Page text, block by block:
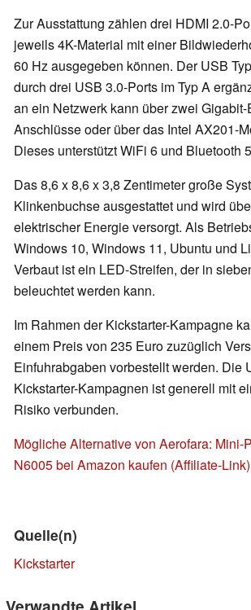
Zur Ausstattung zählen drei HDMI 2.0-
jeweils 4K-Material mit einer
60 Hz ausgegeben können. Der USB
durch drei USB 3.0-Ports im Typ A
an ein Netzwerk kann über zwei Gigabit-
Anschlüsse oder über das Intel AX201-
Dieses unterstützt WiFi 6 und Bluetooth
Das 8,6 x 8,6 x 3,8 Zentimeter große
Klinkenbuchse ausgestattet und wird
elektrischer Energie versorgt. Als
Windows 10, Windows 11, Ubuntu und
Verbaut ist ein LED-Streifen, der in
beleuchtet werden kann.
Im Rahmen der Kickstarter-Kampagne
einem Preis von 235 Euro zuzüglich
Einfuhrabgaben vorbestellt werden. Die
Kickstarter-Kampagnen ist generell mit
Risiko verbunden.
Mögliche Alternative von Aerofara: Mini-
N6005 bei Amazon kaufen (Affiliate-Link)
Quelle(n)
Kickstarter